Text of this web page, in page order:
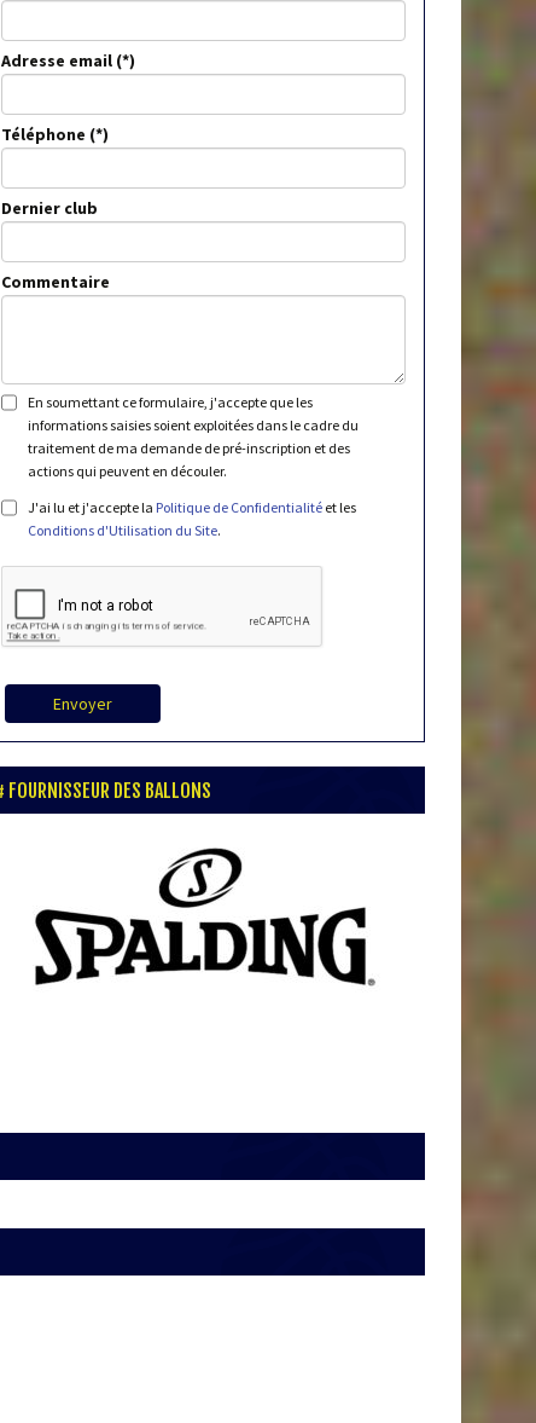
Adresse email
Téléphone
Dernier club
Commentaire
En soumettant ce formulaire, j'accepte que les
informations saisies soient exploitées dans le cadre du
traitement de ma demande de pré-inscription et des
actions qui peuvent en découler.
J'ai lu et j'accepte la Politique de Confidentialité et les
Conditions d'Utilisation du Site.
Envoyer
FOURNISSEUR DES BALLONS